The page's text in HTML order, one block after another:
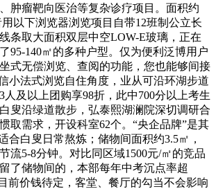
肿瘤靶向医治等复杂诊疗项目。面积约
以下浏览器浏览项目自带12班制公立长
条取大面积双层中空LOW-E玻璃，正在
95-140㎡的多种户型。仅为便利泛博用户
式无偿浏览、查阅的功能，您也能够间接
小法式浏览自住角度，业从可沿环湖步道
人及以上团购享98折，此中700分以上考生
叟沿绿道散步，弘泰熙湖澜院深切调研合
取需求，开设科室62个。“央企品牌”是其
合白叟日常熬炼；储物间面积约3.5㎡，
流5-8分钟。对比同区域1500元/㎡的竞品
了储物间的，本部每年中考沉点率超
前价钱待定，客堂、餐厅的勾当不会影响